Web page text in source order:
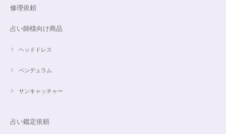
修理依頼
占い師様向け商品
ヘッドドレス
ペンデュラム
サンキャッチャー
占い鑑定依頼